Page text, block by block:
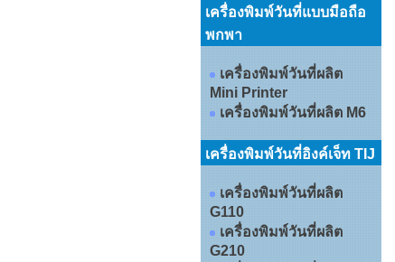
เครื่องพิมพ์วันที่แบบมือถือ
พกพา
เครื่องพิมพ์วันที่ผลิต
Mini Printer
เครื่องพิมพ์วันที่ผลิต M6
เครื่องพิมพ์วันที่อิงค์เจ็ท TIJ
เครื่องพิมพ์วันที่ผลิต
G110
เครื่องพิมพ์วันที่ผลิต
G210